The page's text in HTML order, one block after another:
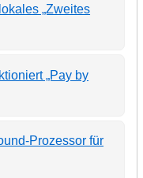
„Zweites
„Pay by
Prozessor für